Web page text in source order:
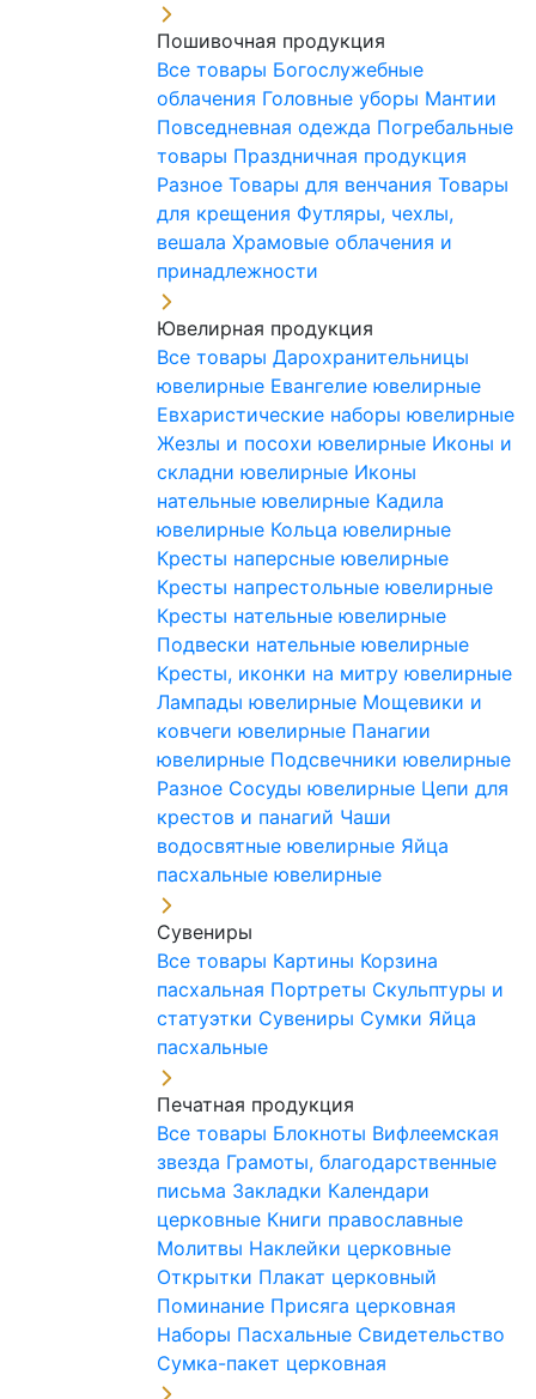
Пошивочная продукция
Все товары Богослужебные
облачения Головные уборы Мантии
Повседневная одежда Погребальные
товары Праздничная продукция
Разное Товары для венчания Товары
для крещения Футляры, чехлы,
вешала Храмовые облачения и
принадлежности
Ювелирная продукция
Все товары Дарохранительницы
ювелирные Евангелие ювелирные
Евхаристические наборы ювелирные
Жезлы и посохи ювелирные Иконы и
складни ювелирные Иконы
нательные ювелирные Кадила
ювелирные Кольца ювелирные
Кресты наперсные ювелирные
Кресты напрестольные ювелирные
Кресты нательные ювелирные
Подвески нательные ювелирные
Кресты, иконки на митру ювелирные
Лампады ювелирные Мощевики и
ковчеги ювелирные Панагии
ювелирные Подсвечники ювелирные
Разное Сосуды ювелирные Цепи для
крестов и панагий Чаши
водосвятные ювелирные Яйца
пасхальные ювелирные
Сувениры
Все товары Картины Корзина
пасхальная Портреты Скульптуры и
статуэтки Сувениры Сумки Яйца
пасхальные
Печатная продукция
Все товары Блокноты Вифлеемская
звезда Грамоты, благодарственные
письма Закладки Календари
церковные Книги православные
Молитвы Наклейки церковные
Открытки Плакат церковный
Поминание Присяга церковная
Наборы Пасхальные Свидетельство
Сумка-пакет церковная